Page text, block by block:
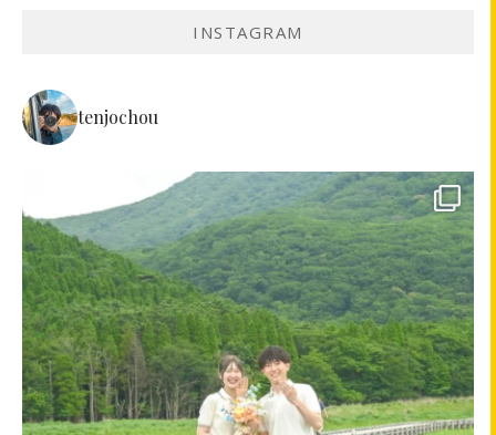
INSTAGRAM
tenjochou